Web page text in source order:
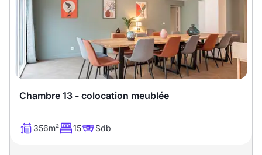
Nombre de chambres
disponibles
chambres
disponibles
Espaces additionnels
Chambre 13 - colocation meublée
356m² 15 Sdb